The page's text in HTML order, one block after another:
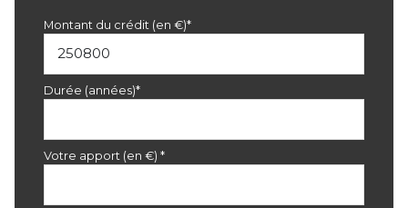
Montant du crédit (en €)*
Durée (années)*
Votre apport (en €) *